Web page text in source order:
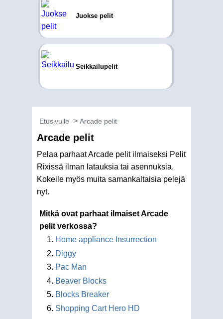
Juokse pelit
Seikkailupelit
Etusivulle Arcade pelit
Arcade pelit
Pelaa parhaat Arcade pelit ilmaiseksi Pelit
Rixissä ilman latauksia tai asennuksia.
Kokeile myös muita samankaltaisia pelejä
nyt.
Mitkä ovat parhaat ilmaiset Arcade
pelit verkossa?
Home appliance Insurrection
Diggy
Pac Man
Beaver Blocks
Blocks Breaker
Shopping Cart Hero HD